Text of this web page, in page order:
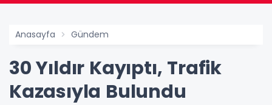
Anasayfa Gündem
30 Yıldır Kayıptı, Trafik
Kazasıyla Bulundu